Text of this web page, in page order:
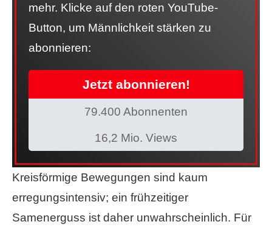
mehr. Klicke auf den roten YouTube-
Button, um Männlichkeit stärken zu
abonnieren:
Jetzt abonnieren!
79.400 Abonnenten
16,2 Mio. Views
Kreisförmige Bewegungen sind kaum
erregungsintensiv; ein frühzeitiger
Samenerguss ist daher unwahrscheinlich. Für